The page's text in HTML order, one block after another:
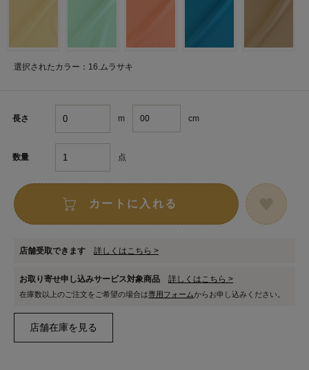
選択されたカラー：16.ムラサキ
長さ m cm
数量 点
カートに入れる
店舗受取できます 詳しくはこちら >
お取り寄せ申し込みサービス対象商品 詳しくはこちら >
在庫数以上のご注文をご希望の場合は専用フォームからお申し込みください。